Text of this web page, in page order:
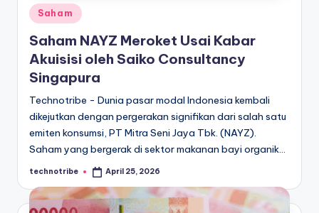
Posted
in
Saham
Saham NAYZ Meroket Usai Kabar
Akuisisi oleh Saiko Consultancy
Singapura
Technotribe - Dunia pasar modal Indonesia kembali
dikejutkan dengan pergerakan signifikan dari salah satu
emiten konsumsi, PT Mitra Seni Jaya Tbk. (NAYZ).
Saham yang bergerak di sektor makanan bayi organik…
Posted
technotribe April 25, 2026